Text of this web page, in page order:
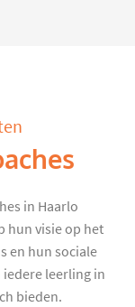
in Haarlo
hun visie op het
en hun sociale
leerling in
bieden.